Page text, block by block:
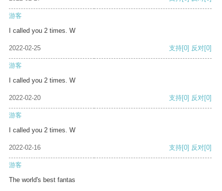
游客
I called you 2 times. W
2022-02-25 支持[0] 反对[0]
游客
I called you 2 times. W
2022-02-20 支持[0] 反对[0]
游客
I called you 2 times. W
2022-02-16 支持[0] 反对[0]
游客
The world's best fantas